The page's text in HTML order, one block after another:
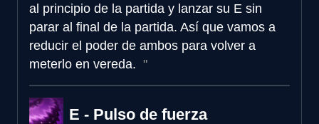
al principio de la partida y lanzar su E sin
parar al final de la partida. Así que vamos a
reducir el poder de ambos para volver a
meterlo en vereda.
E - Pulso de fuerza